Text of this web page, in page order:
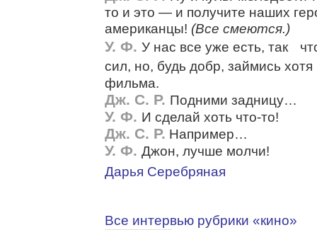
то и это — и получите наших
американцы! (Все смеются.)
У. Ф. У нас все уже есть, так
сил, но, будь добр, займись
фильма.
Дж. С. Р. Подними задницу…
У. Ф. И сделай хоть что-то!
Дж. С. Р. Например…
У. Ф. Джон, лучше молчи!
Дарья Серебряная
Все интервью рубрики «кино»